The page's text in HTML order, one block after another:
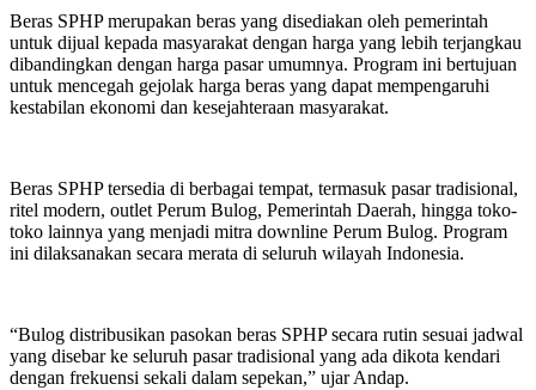
Beras SPHP merupakan beras yang disediakan oleh pemerintah
untuk dijual kepada masyarakat dengan harga yang lebih terjangkau
dibandingkan dengan harga pasar umumnya. Program ini bertujuan
untuk mencegah gejolak harga beras yang dapat mempengaruhi
kestabilan ekonomi dan kesejahteraan masyarakat.
Beras SPHP tersedia di berbagai tempat, termasuk pasar tradisional,
ritel modern, outlet Perum Bulog, Pemerintah Daerah, hingga toko-
toko lainnya yang menjadi mitra downline Perum Bulog. Program
ini dilaksanakan secara merata di seluruh wilayah Indonesia.
“Bulog distribusikan pasokan beras SPHP secara rutin sesuai jadwal
yang disebar ke seluruh pasar tradisional yang ada dikota kendari
dengan frekuensi sekali dalam sepekan,” ujar Andap.